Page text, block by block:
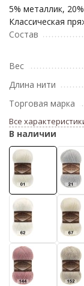
5% металлик,
Классическая
Состав
Вес
Длина нити
Торговая марка
Все
В наличии